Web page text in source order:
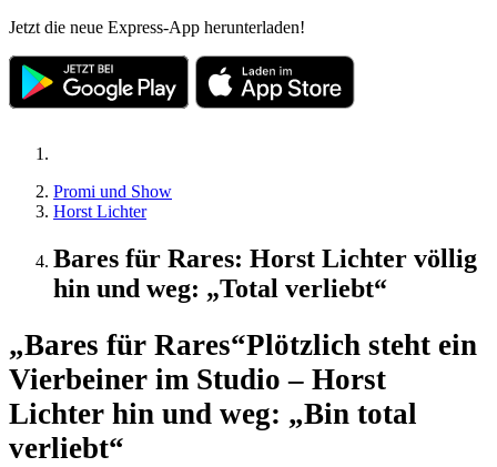
Jetzt die neue Express-App herunterladen!
Promi und Show
Horst Lichter
Bares für Rares: Horst Lichter völlig
hin und weg: „Total verliebt“
„Bares für Rares“Plötzlich steht ein
Vierbeiner im Studio – Horst
Lichter hin und weg: „Bin total
verliebt“